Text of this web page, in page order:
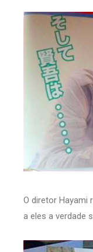
O diretor Hayami
a eles a verdade